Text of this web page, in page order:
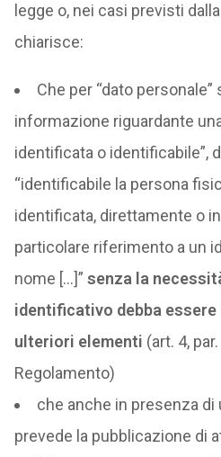
legge o, nei casi previsti
chiarisce:
Che per “dato
informazione riguardante
identificata o identificabile”,
“identificabile la persona
identificata, direttamente o
particolare riferimento a un
nome […]” senza la
identificativo debba
ulteriori elementi (art. 4,
Regolamento)
che anche in presenza di
prevede la pubblicazione di